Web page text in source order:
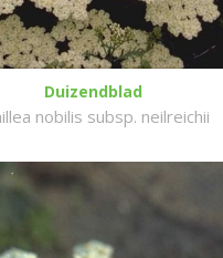
Duizendblad
nobilis subsp. neilreichii